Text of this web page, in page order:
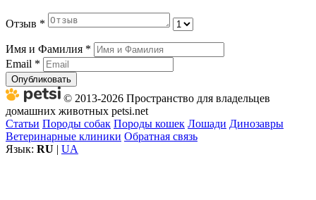
Отзыв *
Имя и Фамилия *
Email *
Опубликовать
© 2013-2026 Пространство для владельцев
домашних животных petsi.net
Статьи Породы собак Породы кошек Лошади Динозавры
Ветеринарные клиники Обратная связь
Язык: RU | UA